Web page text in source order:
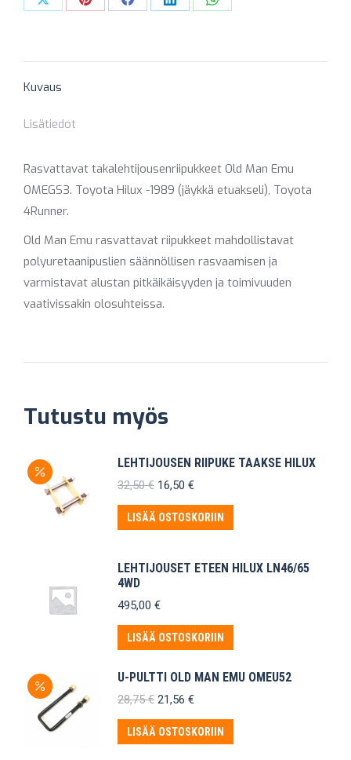
Share Share Share Share Share
Kuvaus
Lisätiedot
Rasvattavat takalehtijousenriipukkeet Old Man Emu
OMEGS3. Toyota Hilux -1989 (jäykkä etuakseli), Toyota
4Runner.
Old Man Emu rasvattavat riipukkeet mahdollistavat
polyuretaanipuslien säännöllisen rasvaamisen ja
varmistavat alustan pitkäikäisyyden ja toimivuuden
vaativissakin olosuhteissa.
Tutustu myös
LEHTIJOUSEN RIIPUKE TAAKSE HILUX
32,50€ Alkuperäinen
oli:
32,50 €.
16,50 €Nykyinen
on:
16,50 €.
LISÄÄ OSTOSKORIIN
LEHTIJOUSET ETEEN HILUX LN46/65
4WD
495,00 €
LISÄÄ OSTOSKORIIN
U-PULTTI OLD MAN EMU OMEU52
28,75€ Alkuperäinen
oli:
28,75 €.
21,56 €Nykyinen
on:
21,56 €.
LISÄÄ OSTOSKORIIN